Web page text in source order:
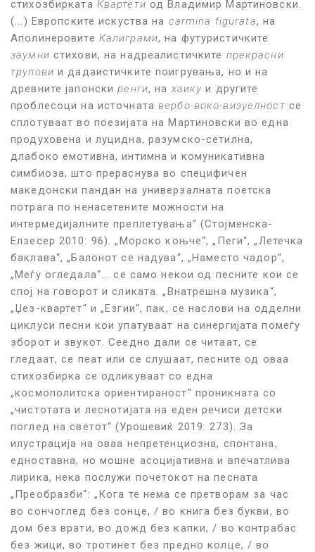
стихозбирката Квартети од Владимир Мартиновски.
(...) Европските искуства на carmina figurata, на
Аполинеровите Калиграми, на футуристичките
заумни стихови, на надреалистичките прекрасни
трупови и дадаистичките поигрувања, но и на
древните јапонскиренги, на хаикуи другите
проблесоци на источната вербо-воко-визуелност се
сплотуваат во поезијата на Мартиновски во една
продуховена и луцидна, разумско-сетилна,
длабоко емотивна, интимна и комуникативна
симбиоза, што прераснува во специфичен
македонски пандан на универзалната поетска
потрага по ненасетените можности на
интермедијалните преплетувања“ (Стојменска-
Елзесер 2010: 96). „Морско коњче“, „Пеги“, „Летечка
баклава“, „Балонот се надува“, „Наместо чадор“,
„Меѓу огледала“... се само некои од песните кои се
спој на говорот и сликата. „Внатрешна музика“,
„Џез-квартет“ и „Езгии“, пак, се наслови на одделни
циклуси песни кои упатуваат на синергијата помеѓу
зборот и звукот. Сеедно дали се читаат, се
гледаат, се пеат или се слушаат, песните од оваа
стихозбирка се одликуваат со една
„космополитска ориентираност“ проникната со
„чистотата и леснотијата на еден речиси детски
поглед на светот“ (Урошевиќ 2019: 273). За
илустрација на оваа непретенциозна, спонтана,
едноставна, но мошне асоцијативна и впечатлива
лирика, нека послужи почетокот на песната
„Преобразби“: „Кога те нема се претворам за час
во сончоглед без сонце, / во книга без букви, во
дом без врати, во дожд без капки, / во контрабас
без жици, во тротинет без предно колце, / во